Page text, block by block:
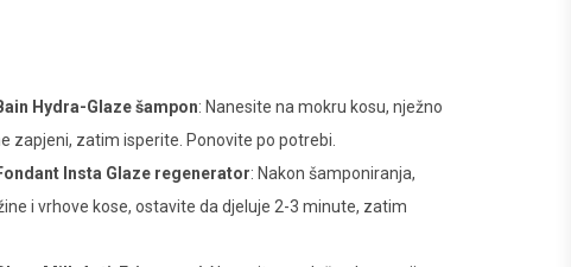
Hydra-Glaze šampon: Nanesite na mokru kosu, nježno
zapjeni, zatim isperite. Ponovite po potrebi.
Insta Glaze regenerator: Nakon šamponiranja,
i vrhove kose, ostavite da djeluje 2-3 minute, zatim